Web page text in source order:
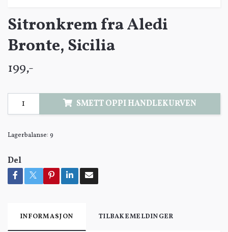
Sitronkrem fra Aledi
Bronte, Sicilia
199,-
SMETT OPPI HANDLEKURVEN
Lagerbalanse: 9
Del
INFORMASJON TILBAKEMELDINGER